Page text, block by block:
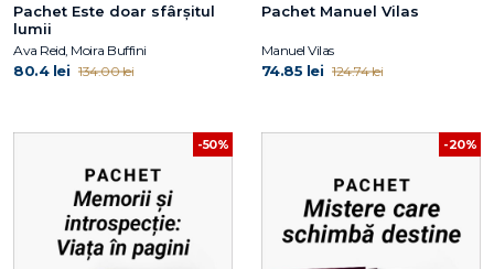
Pachet Este doar sfârșitul
lumii
Ava Reid, Moira Buffini
80.4 lei 134.00 lei
Pachet Manuel Vilas
Manuel Vilas
74.85 lei 124.74 lei
-50% -20%